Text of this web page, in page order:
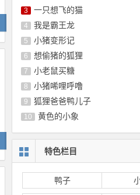
3 一只想飞的猫
4 我是霸王龙
5 小猪变形记
6 想偷猪的狐狸
7 小老鼠买糖
8 小猪唏哩呼噜
9 狐狸爸爸鸭儿子
10 黄色的小象
特色栏目
鸭子